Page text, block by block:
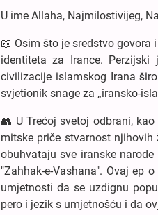
U ime Allaha, Najmilostivijeg,
📖 Osim što je sredstvo
identiteta za Irance.
civilizacije islamskog Irana
svjetionik snage za „iransko-
👥 U Trećoj svetoj odbrani,
mitske priče stvarnost
obuhvataju sve iranske
"Zahhak-e-Vashana". Ovaj ep
umjetnosti da se uzdignu
pero i jezik s umjetnošću i da